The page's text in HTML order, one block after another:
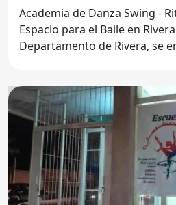
Academia de Danza Swing -
Espacio para el Baile en Rivera En el corazón del
Departamento de Rivera, se